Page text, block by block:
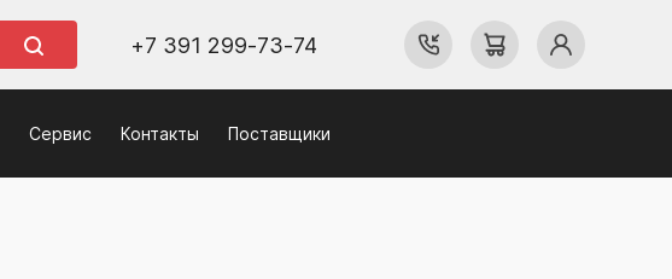
+7 391 299-73-74
Сервис Контакты Поставщики